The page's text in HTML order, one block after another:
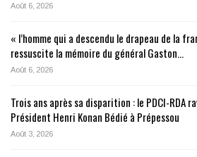
Août 6, 2026
« l’homme qui a descendu le drapeau de la
ressuscite la mémoire du général Gaston…
Août 6, 2026
Trois ans après sa disparition : le PDCI-RDA
Président Henri Konan Bédié à Prépessou
Août 3, 2026